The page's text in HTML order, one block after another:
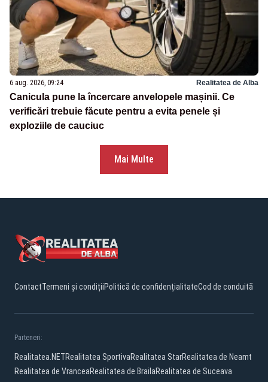
6 aug. 2026, 09:24 Realitatea de Alba
Canicula pune la încercare anvelopele mașinii. Ce
verificări trebuie făcute pentru a evita penele și
exploziile de cauciuc
Mai Multe
ContactTermeni și condițiiPolitică de confidențialitateCod de conduită
Parteneri:
Realitatea.NETRealitatea SportivaRealitatea StarRealitatea de Neamt
Realitatea de VranceaRealitatea de BrailaRealitatea de Suceava